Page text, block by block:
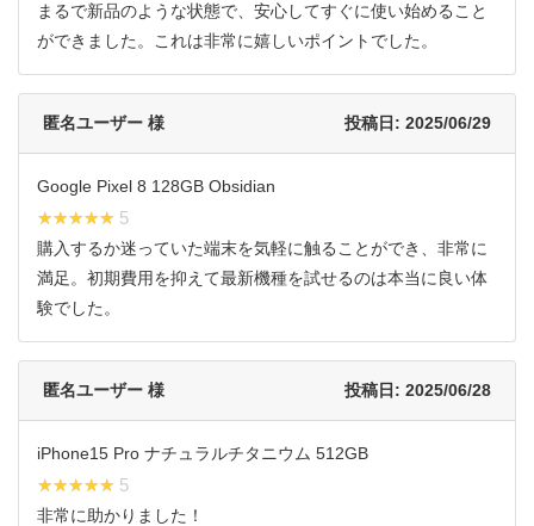
まるで新品のような状態で、安心してすぐに使い始めること
ができました。これは非常に嬉しいポイントでした。
匿名ユーザー 様 投稿日: 2025/06/29
Google Pixel 8 128GB Obsidian
★★★★★
★★★★★ 5
購入するか迷っていた端末を気軽に触ることができ、非常に
満足。初期費用を抑えて最新機種を試せるのは本当に良い体
験でした。
匿名ユーザー 様 投稿日: 2025/06/28
iPhone15 Pro ナチュラルチタニウム 512GB
★★★★★
★★★★★ 5
非常に助かりました！